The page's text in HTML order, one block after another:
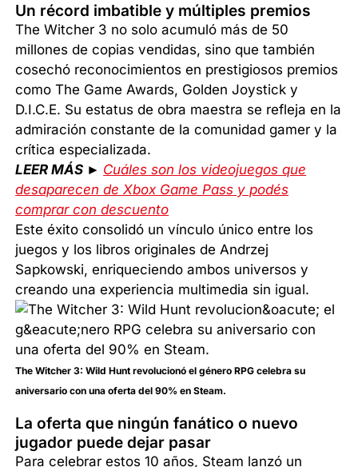
Un récord imbatible y múltiples premios
The Witcher 3 no solo acumuló más de 50
millones de copias vendidas, sino que también
cosechó reconocimientos en prestigiosos premios
como The Game Awards, Golden Joystick y
D.I.C.E. Su estatus de obra maestra se refleja en la
admiración constante de la comunidad gamer y la
crítica especializada.
LEER MÁS ► Cuáles son los videojuegos que
desaparecen de Xbox Game Pass y podés
comprar con descuento
Este éxito consolidó un vínculo único entre los
juegos y los libros originales de Andrzej
Sapkowski, enriqueciendo ambos universos y
creando una experiencia multimedia sin igual.
The Witcher 3: Wild Hunt revolucionó el género RPG celebra su
aniversario con una oferta del 90% en Steam.
La oferta que ningún fanático o nuevo
jugador puede dejar pasar
Para celebrar estos 10 años, Steam lanzó un